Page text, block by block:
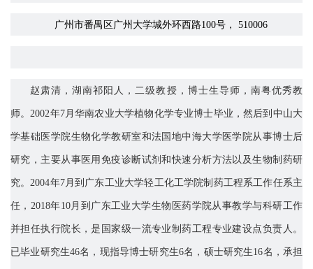
广州市番禺区广州大学城外环西路100号， 510006
赵肃清，湖南祁阳人，二级教授，博士生导师， 南粤优秀教
师。2002年7月华南农业大学植物化学专业博士毕业，然后到中山大
学基础医学院生物化学教研室和法国地中海大学医学院从事博士后
研究，主要从事 医用 免疫诊断试剂和快速分析方法以及生物制药研
究。2004年7月到广东工业大学轻工化工学院制药工程系工作任系主
任， 2018年10月到广东工业大学生物医药学院从事教学与科研工作
并担任执行院长，是国家级一流专业制药工程专业建设点负责人。
已毕业研究生46名， 现指导博士研究生6名，硕士研究生16名，承担